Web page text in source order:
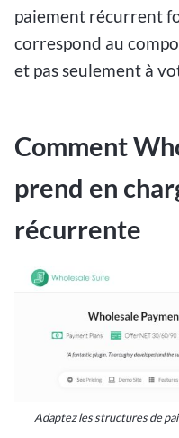
paiement récurrent
correspond au
et pas seulement à
Comment
prend en
récurrente
Adaptez les structures de